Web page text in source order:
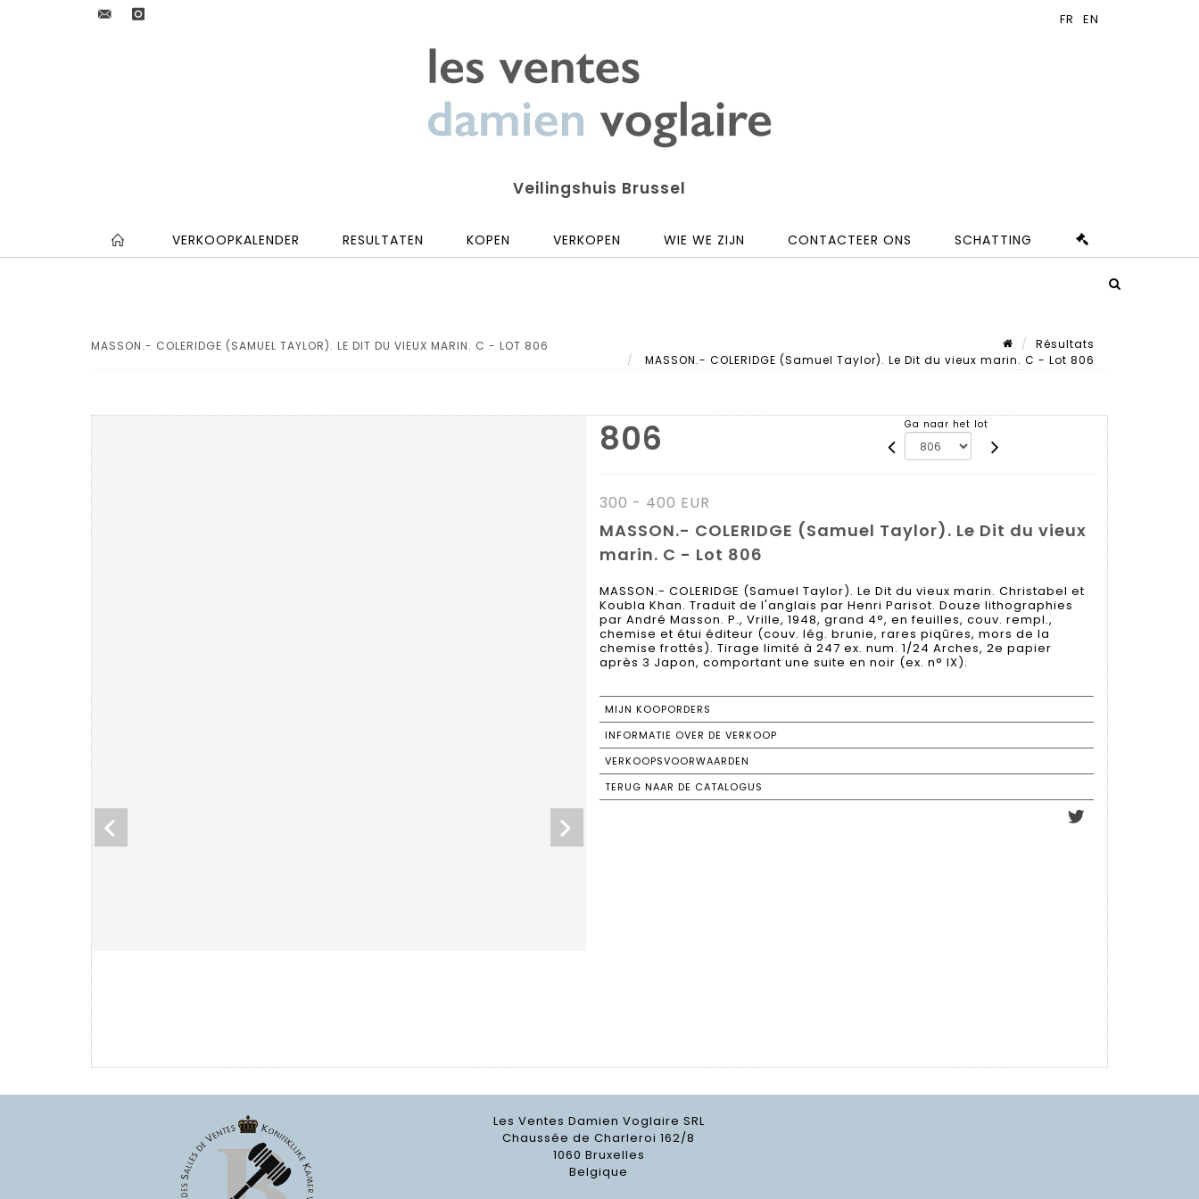
Veilingshuis Brussel
VERKOOPKALENDER RESULTATEN KOPEN VERKOPEN WIE WE ZIJN CONTACTEER ONS SCHATTING
MASSON.- COLERIDGE (SAMUEL TAYLOR). LE DIT DU VIEUX MARIN. C - LOT 806
Résultats
MASSON.- COLERIDGE (Samuel Taylor). Le Dit du vieux marin. C - Lot 806
806 Ga naar het lot
300 - 400 EUR
MASSON.- COLERIDGE (Samuel Taylor). Le Dit du vieux
marin. C - Lot 806
MASSON.- COLERIDGE (Samuel Taylor). Le Dit du vieux marin. Christabel et
Koubla Khan. Traduit de l'anglais par Henri Parisot. Douze lithographies
par André Masson. P., Vrille, 1948, grand 4°, en feuilles, couv. rempl.,
chemise et étui éditeur (couv. lég. brunie, rares piqûres, mors de la
chemise frottés). Tirage limité à 247 ex. num. 1/24 Arches, 2e papier
après 3 Japon, comportant une suite en noir (ex. n° IX).
MIJN KOOPORDERS
INFORMATIE OVER DE VERKOOP
VERKOOPSVOORWAARDEN
TERUG NAAR DE CATALOGUS
Les Ventes Damien Voglaire SRL
Chaussée de Charleroi 162/8
1060 Bruxelles
Belgique